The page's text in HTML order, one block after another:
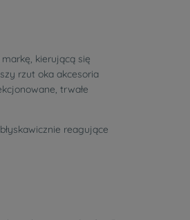
kierującą się
rzut oka akcesoria
trwałe
reagujące